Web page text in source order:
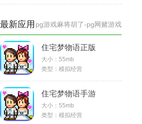
pg游戏麻将胡了-pg网赌游戏
最新应用
住宅梦物语正版
大小：55mb
类型：模拟经营
住宅梦物语手游
大小：55mb
类型：模拟经营